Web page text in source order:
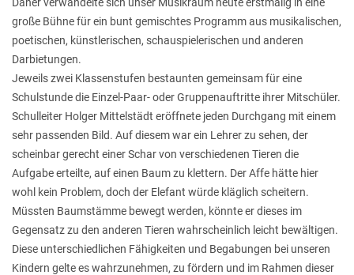
große Bühne für ein bunt gemischtes Programm aus musikalischen,
poetischen, künstlerischen, schauspielerischen und anderen
Darbietungen.
Jeweils zwei Klassenstufen bestaunten gemeinsam für eine
Schulstunde die Einzel-Paar- oder Gruppenauftritte ihrer Mitschüler.
Schulleiter Holger Mittelstädt eröffnete jeden Durchgang mit einem
sehr passenden Bild. Auf diesem war ein Lehrer zu sehen, der
scheinbar gerecht einer Schar von verschiedenen Tieren die
Aufgabe erteilte, auf einen Baum zu klettern. Der Affe hätte hier
wohl kein Problem, doch der Elefant würde kläglich scheitern.
Müssten Baumstämme bewegt werden, könnte er dieses im
Gegensatz zu den anderen Tieren wahrscheinlich leicht bewältigen.
Diese unterschiedlichen Fähigkeiten und Begabungen bei unseren
Kindern gelte es wahrzunehmen, zu fördern und im Rahmen dieser